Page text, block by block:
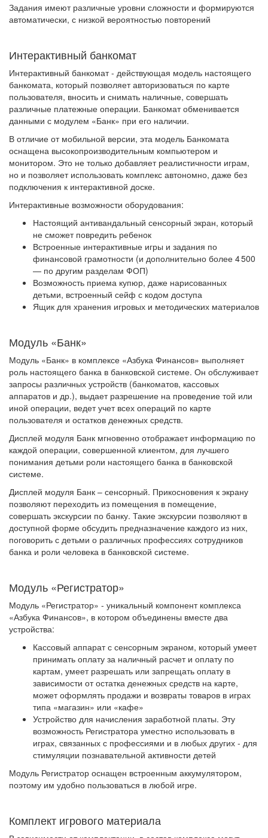
Задания имеют различные уровни сложности и формируются
автоматически, с низкой вероятностью повторений
Интерактивный банкомат
Интерактивный банкомат - действующая модель настоящего
банкомата, который позволяет авторизоваться по карте
пользователя, вносить и снимать наличные, совершать
различные платежные операции. Банкомат обменивается
данными с модулем «Банк» при его наличии.
В отличие от мобильной версии, эта модель Банкомата
оснащена высокопроизводительным компьютером и
монитором. Это не только добавляет реалистичности играм,
но и позволяет использовать комплекс автономно, даже без
подключения к интерактивной доске.
Интерактивные возможности оборудования:
Настоящий антивандальный сенсорный экран, который
не сможет повредить ребенок
Встроенные интерактивные игры и задания по
финансовой грамотности (и дополнительно более 4 500
— по другим разделам ФОП)
Возможность приема купюр, даже нарисованных
детьми, встроенный сейф с кодом доступа
Ящик для хранения игровых и методических материалов
Модуль «Банк»
Модуль «Банк» в комплексе «Азбука Финансов» выполняет
роль настоящего банка в банковской системе. Он обслуживает
запросы различных устройств (банкоматов, кассовых
аппаратов и др.), выдает разрешение на проведение той или
иной операции, ведет учет всех операций по карте
пользователя и остатков денежных средств.
Дисплей модуля Банк мгновенно отображает информацию по
каждой операции, совершенной клиентом, для лучшего
понимания детьми роли настоящего банка в банковской
системе.
Дисплей модуля Банк – сенсорный. Прикосновения к экрану
позволяют переходить из помещения в помещение,
совершать экскурсии по банку. Такие экскурсии позволяют в
доступной форме обсудить предназначение каждого из них,
поговорить с детьми о различных профессиях сотрудников
банка и роли человека в банковской системе.
Модуль «Регистратор»
Модуль «Регистратор» - уникальный компонент комплекса
«Азбука Финансов», в котором объединены вместе два
устройства:
Кассовый аппарат с сенсорным экраном, который умеет
принимать оплату за наличный расчет и оплату по
картам, умеет разрешать или запрещать оплату в
зависимости от остатка денежных средств на карте,
может оформлять продажи и возвраты товаров в играх
типа «магазин» или «кафе»
Устройство для начисления заработной платы. Эту
возможность Регистратора уместно использовать в
играх, связанных с профессиями и в любых других - для
стимуляции познавательной активности детей
Модуль Регистратор оснащен встроенным аккумулятором,
поэтому им удобно пользоваться в любой игре.
Комплект игрового материала